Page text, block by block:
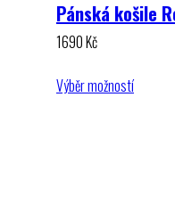
Pánská košile
1690Kč
Výběr možností